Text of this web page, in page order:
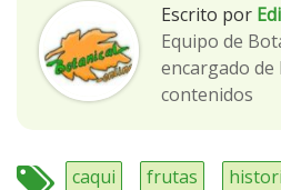
Escrito por
Equipo de
encargado de
contenidos
caqui frutas